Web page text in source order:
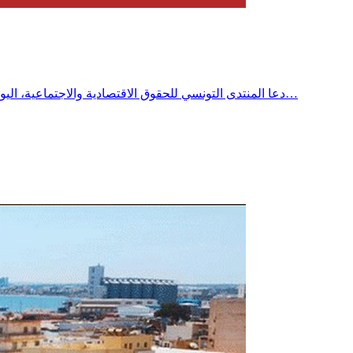
دعا المنتدى التونسي للحقوق الاقتصادية والاجتماعية، اليوم الثلاثاء إلى فتح تحقيق عاجل وشفاف في أسباب الانقطاعات المتكررة للكهرباء والماء بمختلف الجهات، محذراً من تحولها إلى أزمة حقوقية…